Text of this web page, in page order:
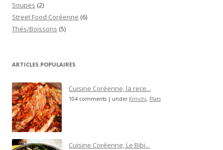
Soupes (2)
Street Food Coréenne (6)
Thés/Boissons (5)
ARTICLES POPULAIRES
Cuisine Coréenne, la rece...
104 comments | under Kimchi, Plats
Cuisine Coréenne, Le Bibi...